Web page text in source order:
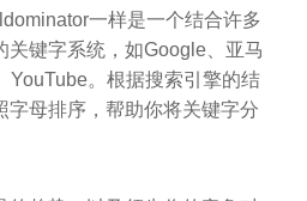
一样是一个结合许多
关键字系统，如Google、亚马
YouTube。根据搜索引擎的结
字母排序，帮助你将关键字分